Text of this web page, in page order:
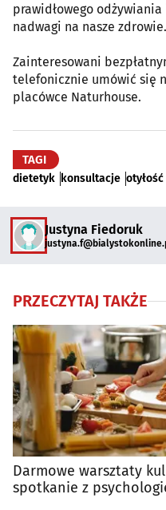
prawidłowego odżywiania
nadwagi na nasze zdrowie.
Zainteresowani
telefonicznie umówić się
placówce Naturhouse.
TAGI
dietetyk konsultacje otyłość
Justyna Fiedoruk
PRZECZYTAJ TAKŻE
Darmowe warsztaty
spotkanie z